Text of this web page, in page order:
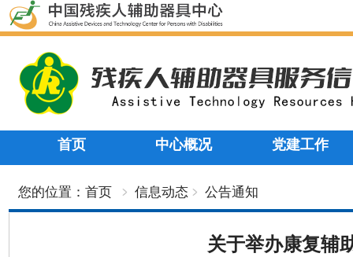
首页 中心概况 党建工作
您的位置： 首页 信息动态 公告通知
关于举办康复辅